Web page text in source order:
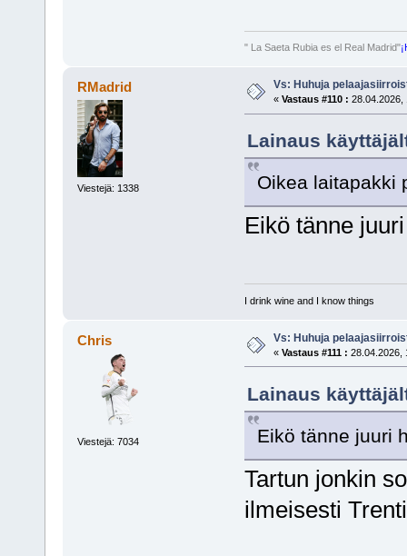
" La Saeta Rubia es el Real Madrid"
RMadrid
Viestejä: 1338
Vs: Huhuja
« Vastaus #110 : 28.04.2026,
Lainaus
Oikea laitapakki
Eikö tänne
I drink wine and I know things
Chris
Viestejä: 7034
Vs: Huhuja
« Vastaus #111 : 28.04.2026,
Lainaus
Eikö tänne juuri
Tartun jonkin
ilmeisesti